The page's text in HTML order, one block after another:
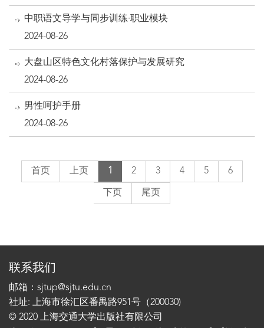
中职语文导学与同步训练·职业模块
2024-08-26
大盘山区特色文化村落保护与发展研究
2024-08-26
男性呵护手册
2024-08-26
首页 上页 1 2 3 4 5 6
下页 尾页
联系我们
邮箱：sjtup@sjtu.edu.cn
社址: 上海市徐汇区番禺路951号（200030)
© 2020 上海交通大学出版社有限公司